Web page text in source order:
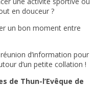
en douceur ?
un bon moment entre
d’informationpour
d’un petite collation !
de Thun-l’Evêque de